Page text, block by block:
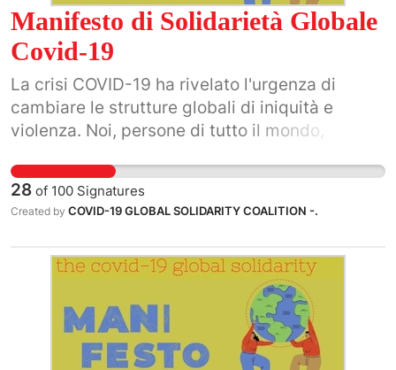
Manifesto di Solidarietà Globale
Covid-19
La crisi COVID-19 ha rivelato l'urgenza di
cambiare le strutture globali di iniquità e
violenza. Noi, persone di tutto il mondo,
28 of 100 Signatures
Created by COVID-19 GLOBAL SOLIDARITY COALITION -.